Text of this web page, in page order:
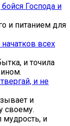
Господа и
и питанием для
всех
и точила
и не
и
своему.
мудрость, и